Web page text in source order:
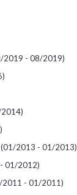
2019 - 08/2019)
(01/2013 - 01/2013)
01/2012)
2011 - 01/2011)